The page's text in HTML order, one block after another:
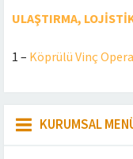
ULAŞTIRMA,
1 – Köprülü Vinç
KURUMSAL